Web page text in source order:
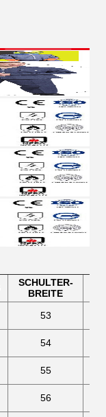
SCHULTER-
BREITE
53
54
55
56